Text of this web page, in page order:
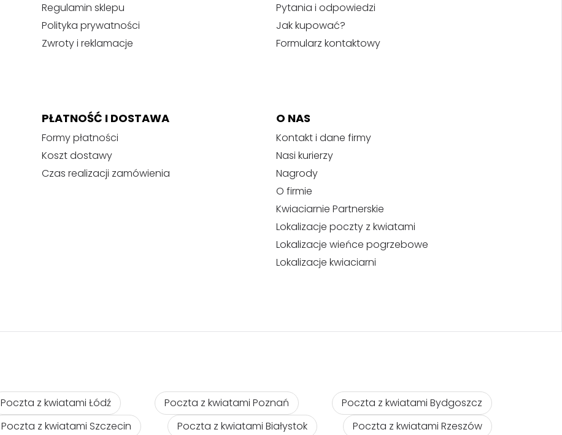
Regulamin sklepu
Polityka prywatności
Zwroty i reklamacje
Pytania i odpowiedzi
Jak kupować?
Formularz kontaktowy
PŁATNOŚĆ I DOSTAWA
Formy płatności
Koszt dostawy
Czas realizacji zamówienia
O NAS
Kontakt i dane firmy
Nasi kurierzy
Nagrody
O firmie
Kwiaciarnie Partnerskie
Lokalizacje poczty z kwiatami
Lokalizacje wieńce pogrzebowe
Lokalizacje kwiaciarni
Poczta z kwiatami Łódź Poczta z kwiatami Poznań
Poczta z kwiatami Bydgoszcz
Poczta z kwiatami Szczecin Poczta z kwiatami Białystok Poczta z kwiatami Rzeszów